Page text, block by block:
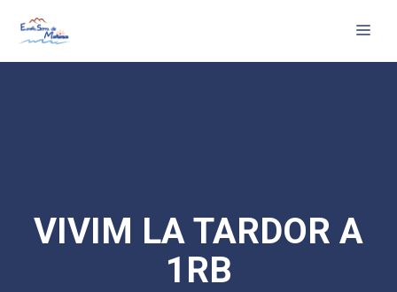
VIVIM LA TARDOR A
1RB